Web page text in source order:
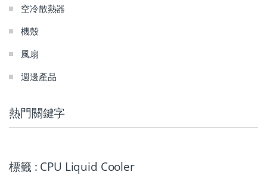
空冷散熱器
機殼
風扇
週邊產品
熱門關鍵字
標籤 : CPU Liquid Cooler